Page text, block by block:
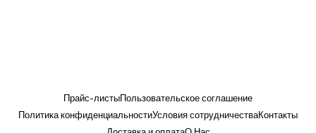
Прайс-листыПользовательское соглашение
Политика конфиденциальностиУсловия сотрудничестваКонтакты